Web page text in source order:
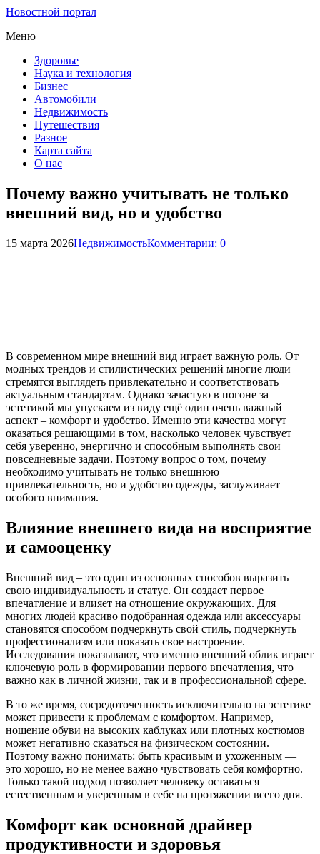
Новостной портал
Меню
Здоровье
Наука и технология
Бизнес
Автомобили
Недвижимость
Путешествия
Разное
Карта сайта
О нас
Почему важно учитывать не только
внешний вид, но и удобство
15 марта 2026НедвижимостьКомментарии: 0
В современном мире внешний вид играет важную роль. От
модных трендов и стилистических решений многие люди
стремятся выглядеть привлекательно и соответствовать
актуальным стандартам. Однако зачастую в погоне за
эстетикой мы упускаем из виду ещё один очень важный
аспект – комфорт и удобство. Именно эти качества могут
оказаться решающими в том, насколько человек чувствует
себя уверенно, энергично и способным выполнять свои
повседневные задачи. Поэтому вопрос о том, почему
необходимо учитывать не только внешнюю
привлекательность, но и удобство одежды, заслуживает
особого внимания.
Влияние внешнего вида на восприятие
и самооценку
Внешний вид – это один из основных способов выразить
свою индивидуальность и статус. Он создает первое
впечатление и влияет на отношение окружающих. Для
многих людей красиво подобранная одежда или аксессуары
становятся способом подчеркнуть свой стиль, подчеркнуть
профессионализм или показать свое настроение.
Исследования показывают, что именно внешний облик играет
ключевую роль в формировании первого впечатления, что
важно как в личной жизни, так и в профессиональной сфере.
В то же время, сосредоточенность исключительно на эстетике
может привести к проблемам с комфортом. Например,
ношение обуви на высоких каблуках или плотных костюмов
может негативно сказаться на физическом состоянии.
Поэтому важно понимать: быть красивым и ухоженным —
это хорошо, но не менее важно чувствовать себя комфортно.
Только такой подход позволяет человеку оставаться
естественным и уверенным в себе на протяжении всего дня.
Комфорт как основной драйвер
продуктивности и здоровья